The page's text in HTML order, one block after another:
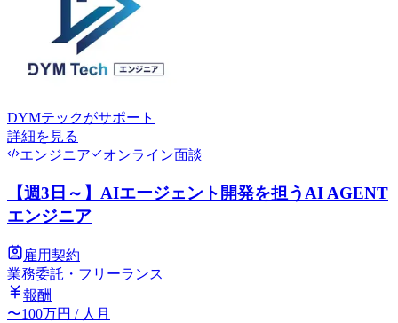
DYMテックがサポート
詳細を見る
エンジニア
オンライン面談
【週3日～】AIエージェント開発を担うAI AGENT
エンジニア
雇用契約
業務委託・フリーランス
報酬
〜100万円 / 人月